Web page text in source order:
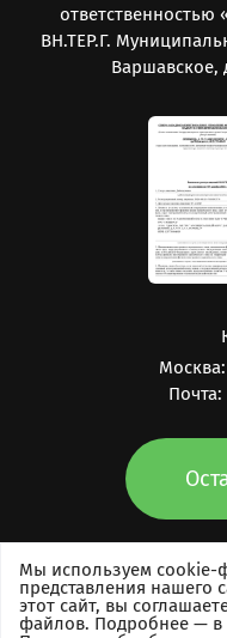
ответственностью
ВН.ТЕР.Г.
Варшавское,
Москва:
Почта:
Права
Мы используем cookie-
представления нашего
этот сайт, вы
файлов. Подробнее — в